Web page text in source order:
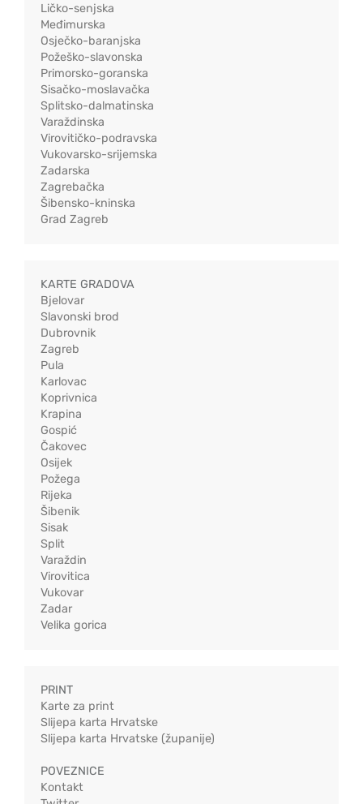
Ličko-senjska
Međimurska
Osječko-baranjska
Požeško-slavonska
Primorsko-goranska
Sisačko-moslavačka
Splitsko-dalmatinska
Varaždinska
Virovitičko-podravska
Vukovarsko-srijemska
Zadarska
Zagrebačka
Šibensko-kninska
Grad Zagreb
KARTE GRADOVA
Bjelovar
Slavonski brod
Dubrovnik
Zagreb
Pula
Karlovac
Koprivnica
Krapina
Gospić
Čakovec
Osijek
Požega
Rijeka
Šibenik
Sisak
Split
Varaždin
Virovitica
Vukovar
Zadar
Velika gorica
PRINT
Karte za print
Slijepa karta Hrvatske
Slijepa karta Hrvatske (županije)
POVEZNICE
Kontakt